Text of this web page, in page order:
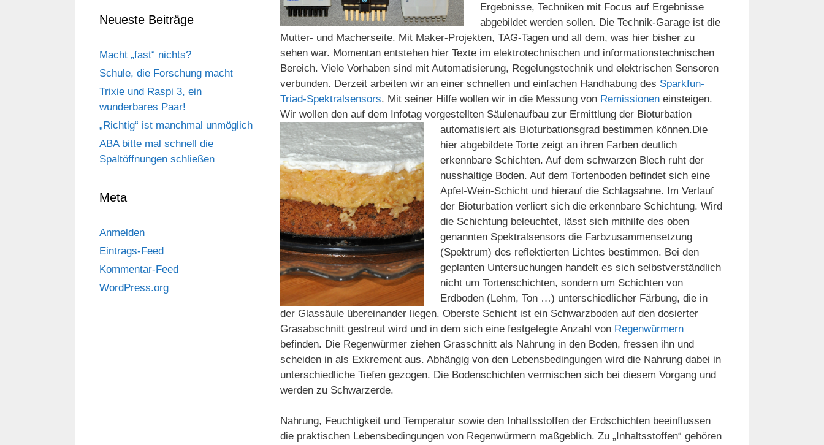
Ergebnisse, Techniken mit Focus auf Ergebnisse
abgebildet werden sollen. Die Technik-Garage ist die
Mutter- und Macherseite. Mit Maker-Projekten, TAG-Tagen und all dem, was hier bisher zu
sehen war. Momentan entstehen hier Texte im elektrotechnischen und informationstechnischen
Bereich. Viele Vorhaben sind mit Automatisierung, Regelungstechnik und elektrischen Sensoren
verbunden. Derzeit arbeiten wir an einer schnellen und einfachen Handhabung des Sparkfun-
Triad-Spektralsensors. Mit seiner Hilfe wollen wir in die Messung von Remissionen einsteigen.
Wir wollen den auf dem Infotag vorgestellten Säulenaufbau zur Ermittlung der Bioturbation
automatisiert als Bioturbationsgrad bestimmen können.Die
hier abgebildete Torte zeigt an ihren Farben deutlich
erkennbare Schichten. Auf dem schwarzen Blech ruht der
nusshaltige Boden. Auf dem Tortenboden befindet sich eine
Apfel-Wein-Schicht und hierauf die Schlagsahne. Im Verlauf
der Bioturbation verliert sich die erkennbare Schichtung. Wird
die Schichtung beleuchtet, lässt sich mithilfe des oben
genannten Spektralsensors die Farbzusammensetzung
(Spektrum) des reflektierten Lichtes bestimmen. Bei den
geplanten Untersuchungen handelt es sich selbstverständlich
nicht um Tortenschichten, sondern um Schichten von
Erdboden (Lehm, Ton …) unterschiedlicher Färbung, die in
der Glassäule übereinander liegen. Oberste Schicht ist ein Schwarzboden auf den dosierter
Grasabschnitt gestreut wird und in dem sich eine festgelegte Anzahl von Regenwürmern
befinden. Die Regenwürmer ziehen Grasschnitt als Nahrung in den Boden, fressen ihn und
scheiden in als Exkrement aus. Abhängig von den Lebensbedingungen wird die Nahrung dabei in
unterschiedliche Tiefen gezogen. Die Bodenschichten vermischen sich bei diesem Vorgang und
werden zu Schwarzerde.
Nahrung, Feuchtigkeit und Temperatur sowie den Inhaltsstoffen der Erdschichten beeinflussen
die praktischen Lebensbedingungen von Regenwürmern maßgeblich. Zu „Inhaltsstoffen“ gehören
Neueste Beiträge
Macht „fast“ nichts?
Schule, die Forschung macht
Trixie und Raspi 3, ein
wunderbares Paar!
„Richtig“ ist manchmal unmöglich
ABA bitte mal schnell die
Spaltöffnungen schließen
Meta
Anmelden
Eintrags-Feed
Kommentar-Feed
WordPress.org